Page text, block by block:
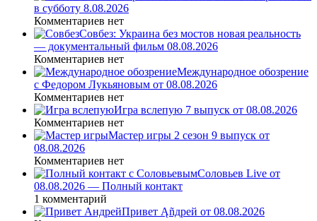
в субботу 8.08.2026
Комментариев нет
Совбез: Украина без мостов новая реальность
— документальный фильм 08.08.2026
Комментариев нет
Международное обозрение
с Федором Лукьяновым от 08.08.2026
Комментариев нет
Игра вслепую 7 выпуск от 08.08.2026
Комментариев нет
Мастер игры 2 сезон 9 выпуск от
08.08.2026
Комментариев нет
Соловьев Live от
08.08.2026 — Полный контакт
1 комментарий
Привет Ąñдpей от 08.08.2026